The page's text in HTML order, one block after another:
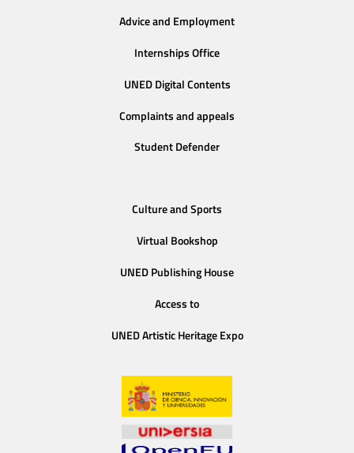
Advice and Employment
Internships Office
UNED Digital Contents
Complaints and appeals
Student Defender
Culture and Sports
Virtual Bookshop
UNED Publishing House
Access to
UNED Artistic Heritage Expo